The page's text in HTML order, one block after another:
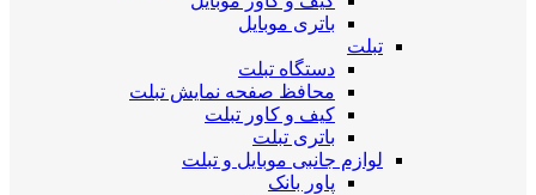
باتری موبایل
تبلت
دستگاه تبلت
محافظ صفحه نمایش تبلت
کیف و کاور تبلت
باتری تبلت
لوازم جانبی موبایل و تبلت
پاور بانک